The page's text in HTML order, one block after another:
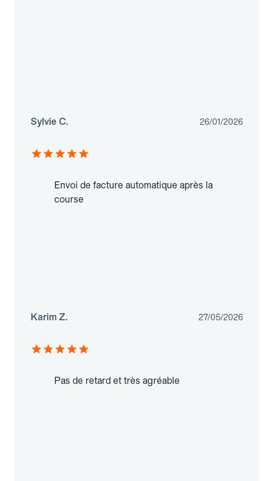
Sylvie C. 26/01/2026
Envoi de facture automatique après la
course
Karim Z. 27/05/2026
Pas de retard et très agréable